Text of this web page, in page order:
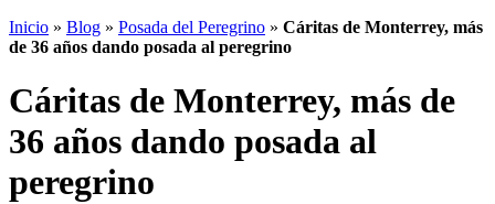
Inicio » Blog » Posada del Peregrino » Cáritas de Monterrey, más
de 36 años dando posada al peregrino
Cáritas de Monterrey, más de
36 años dando posada al
peregrino